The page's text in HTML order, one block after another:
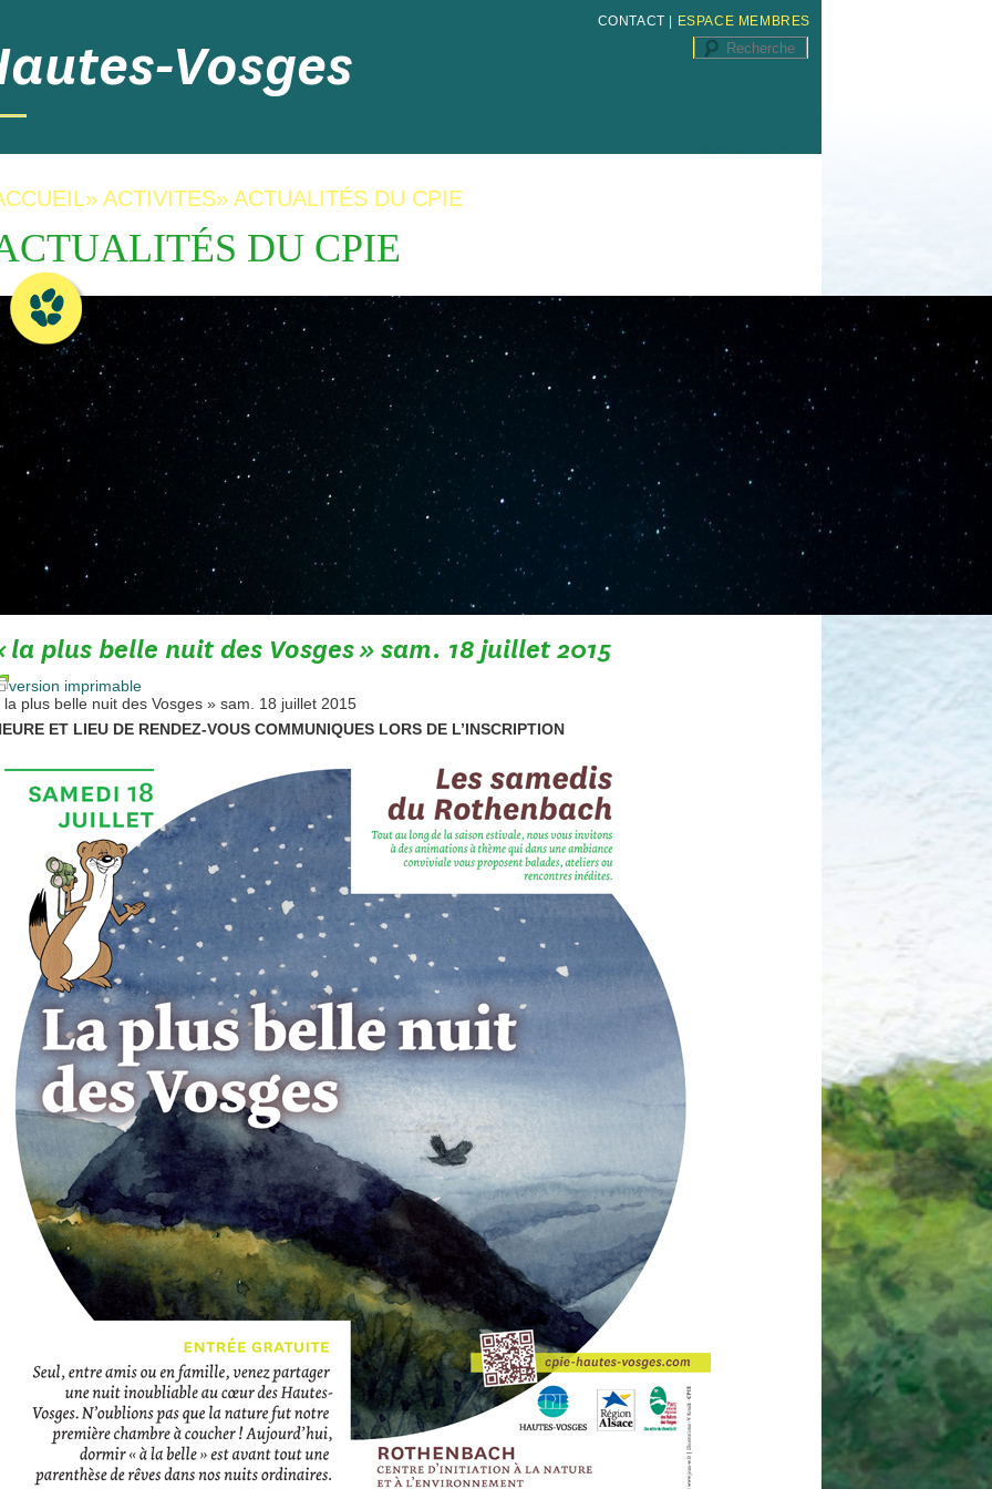
Vosges
CONTACT ESPACE MEMBRES
» ACTIVITES» ACTUALITÉS DU CPIE
DU CPIE
la plus belle nuit des Vosges » sam. 18 juillet 2015
version imprimable
la plus belle nuit des Vosges » sam. 18 juillet 2015
ET LIEU DE RENDEZ-VOUS COMMUNIQUES LORS DE L’INSCRIPTION